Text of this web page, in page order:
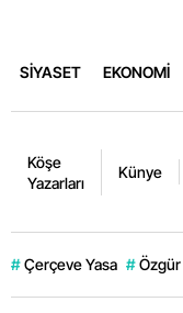
SİYASET EKONOMİ
Köşe
Yazarları
Künye
# Çerçeve Yasa #